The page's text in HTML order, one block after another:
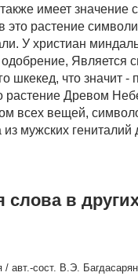
имеет значение
это растение
У христиан
Является
шкекед, что значит -
растение Древом
всех вещей,
мужских гениталий
слова в
авт.-сост. В.Э.